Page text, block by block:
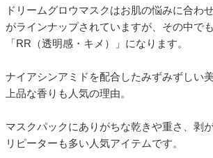
ドリームグロウマスクはお肌の悩みに合わ
がラインナップされていますが、その中で
「RR（透明感・キメ）」になります。
ナイアシンアミドを配合したみずみずしい
上品な香りも人気の理由。
マスクパックにありがちな乾きや重さ、剥
リピーターも多い人気アイテムです。